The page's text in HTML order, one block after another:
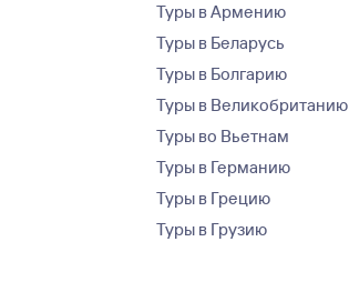
Туры в Армению
Туры в Беларусь
Туры в Болгарию
Туры в Великобританию
Туры во Вьетнам
Туры в Германию
Туры в Грецию
Туры в Грузию